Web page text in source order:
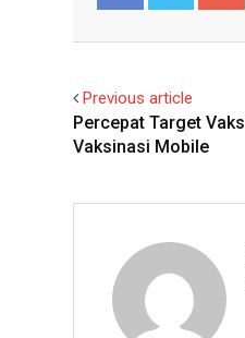
Previous article
Percepat Target
Vaksinasi Mobile